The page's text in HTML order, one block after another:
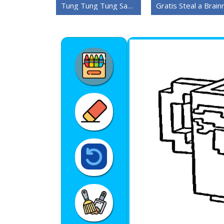
Tung Tung Tung Sahur Steal a Brainrot